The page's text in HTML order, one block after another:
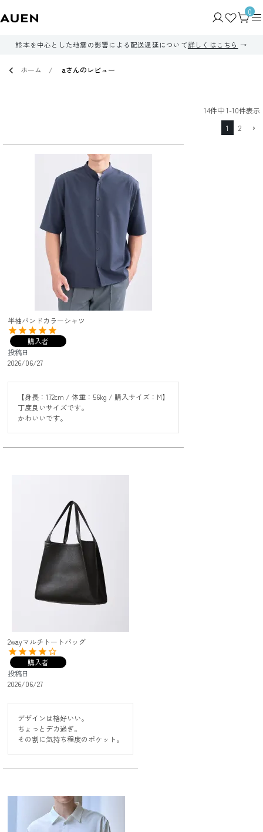
0
熊本を中心とした地震の影響による配送遅延について詳しくはこちら
ホーム aさんのレビュー
14件中1-10件表示
1
2
半袖バンドカラーシャツ
購入者
投稿日
2026/06/27
【身長：172cm / 体重：56kg / 購入サイズ：M】
丁度良いサイズです。
かわいいです。
2wayマルチトートバッグ
購入者
投稿日
2026/06/27
デザインは格好いい。
ちょっとデカ過ぎ。
その割に気持ち程度のポケット。